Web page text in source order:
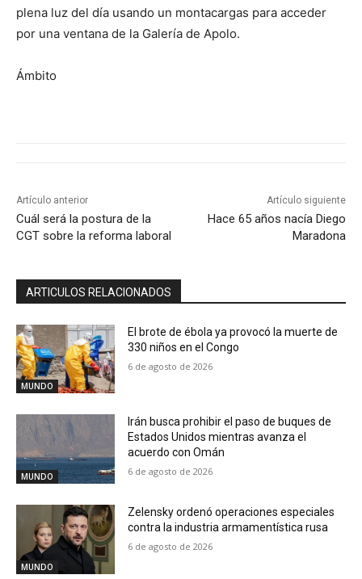
plena luz del día usando un montacargas para acceder
por una ventana de la Galería de Apolo.
Ámbito
Artículo anterior
Cuál será la postura de la
CGT sobre la reforma laboral
Artículo siguiente
Hace 65 años nacía Diego
Maradona
ARTICULOS RELACIONADOS
MUNDO
El brote de ébola ya provocó la muerte de
330 niños en el Congo
6 de agosto de 2026
MUNDO
Irán busca prohibir el paso de buques de
Estados Unidos mientras avanza el
acuerdo con Omán
6 de agosto de 2026
MUNDO
Zelensky ordenó operaciones especiales
contra la industria armamentística rusa
6 de agosto de 2026